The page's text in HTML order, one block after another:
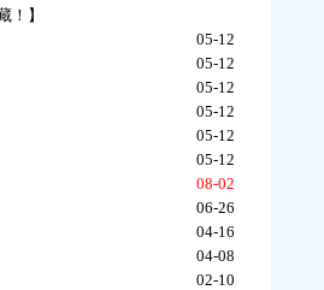
！】
05-12
05-12
05-12
05-12
05-12
05-12
08-02
06-26
04-16
04-08
02-10